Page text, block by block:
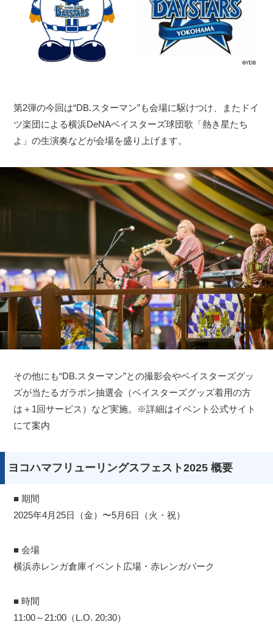
第2弾の今回は“DB.スターマン”も会場に駆けつけ、またドイ
ツ楽団による横浜DeNAベイスターズ球団歌「熱き星たち
よ」の生演奏などが会場を盛り上げます。
その他にも“DB.スターマン”との撮影会やベイスターズグッ
ズが当たるガラポン抽選会（ベイスターズグッズ着用の方
は＋1回サービス）など実施。※詳細はイベント公式サイト
にて案内
ヨコハマフリューリングスフェスト2025 概要
■ 期間
2025年4月25日（金）〜5月6日（火・祝）
■ 会場
横浜赤レンガ倉庫イベント広場・赤レンガパーク
■ 時間
11:00～21:00（L.O. 20:30）